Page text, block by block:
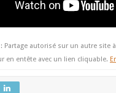
: Partage autorisé sur un autre site
en entête avec un lien cliquable.